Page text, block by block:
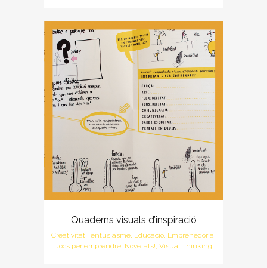
Quaderns visuals d’inspiració
Creativitat i entusiasme, Educació, Emprenedoria,
Jocs per emprendre, Novetats!, Visual Thinking